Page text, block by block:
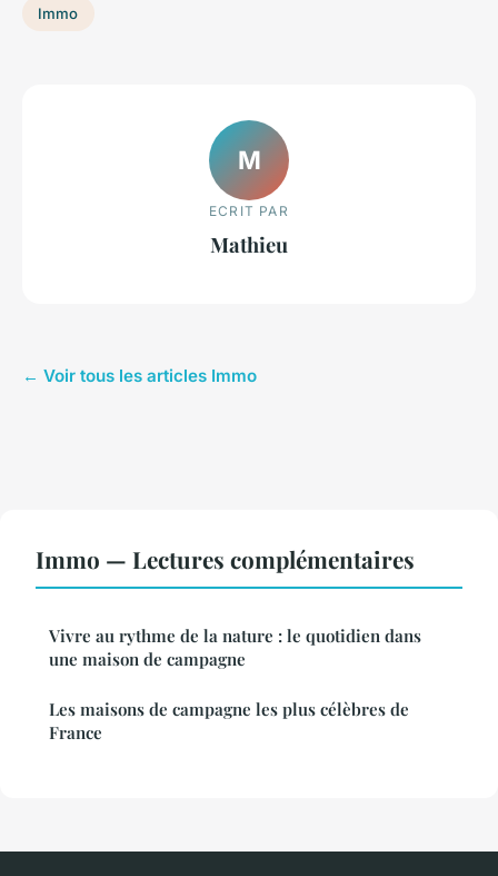
Immo
M
ECRIT PAR
Mathieu
← Voir tous les articles Immo
Immo — Lectures complémentaires
Vivre au rythme de la nature : le quotidien dans
une maison de campagne
Les maisons de campagne les plus célèbres de
France